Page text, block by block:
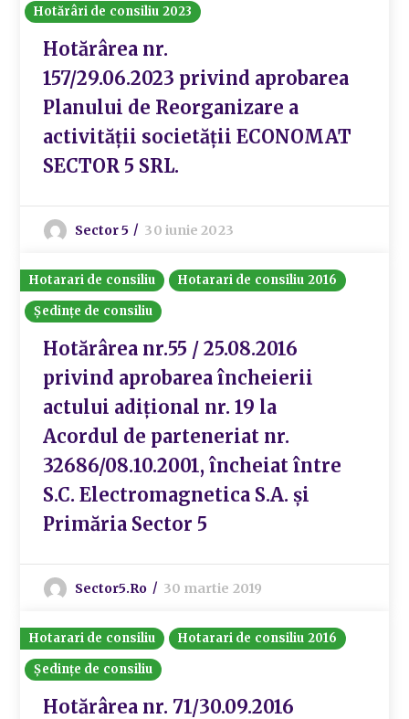
Hotărâri de consiliu 2023
Hotărârea nr.
157/29.06.2023 privind aprobarea
Planului de Reorganizare a
activității societății ECONOMAT
SECTOR 5 SRL.
Sector 5 30 iunie 2023
Hotarari de consiliu
Hotarari de consiliu 2016
Ședințe de consiliu
Hotărârea nr.55 / 25.08.2016
privind aprobarea încheierii
actului adiţional nr. 19 la
Acordul de parteneriat nr.
32686/08.10.2001, încheiat între
S.C. Electromagnetica S.A. și
Primăria Sector 5
Sector5.ro 30 martie 2019
Hotarari de consiliu
Hotarari de consiliu 2016
Ședințe de consiliu
Hotărârea nr. 71/30.09.2016